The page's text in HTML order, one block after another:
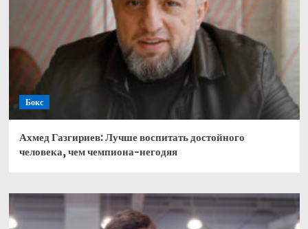
Бокс
Ахмед Газгириев: Лучше воспитать достойного
человека, чем чемпиона-негодяя